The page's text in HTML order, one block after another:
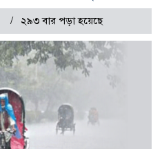
২৯৩ বার পড়া হয়েছে